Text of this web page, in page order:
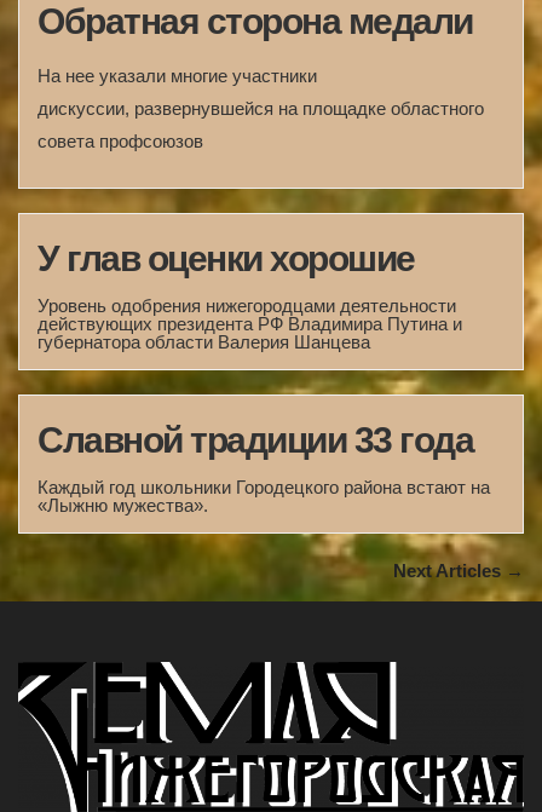
Обратная сторона медали
На нее указали многие участники
дискуссии, развернувшейся на площадке областного
совета профсоюзов
У глав оценки хорошие
Уровень одобрения нижегородцами деятельности
действующих президента РФ Владимира Путина и
губернатора области Валерия Шанцева
Славной традиции 33 года
Каждый год школьники Городецкого района встают на
«Лыжню мужества».
Next Articles →